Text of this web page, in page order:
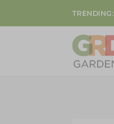
TRENDING: